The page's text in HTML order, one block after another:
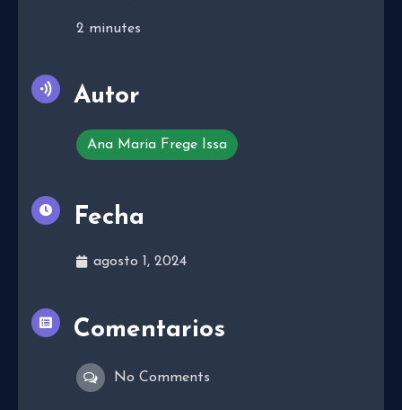
2 minutes
Autor
Ana Maria Frege Issa
Fecha
agosto 1, 2024
Comentarios
No Comments